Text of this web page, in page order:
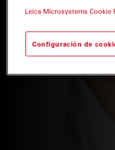
Leica Microsystems Cookie
Configuración de